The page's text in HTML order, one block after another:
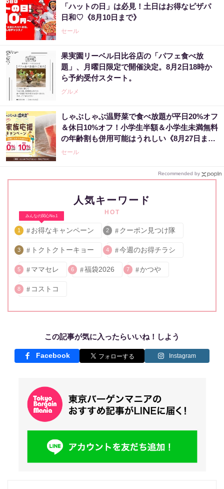
「ハットの日」は必見！土日はお得なピザパ
日和♡《8月10日まで》
セール
果実園リーベル日比谷店の「パフェ食べ放
題」、月曜日限定で開催決定。8月2日18時か
ら予約受付スタート。
グルメ
しゃぶしゃぶ温野菜で食べ放題が平日20%オフ
＆休日10%オフ！小学生半額＆小学生未満無料
の年齢割も併用可能はうれしい《8月27日ま
で》
セール
Recommended by
人気キーワード
HOT
みんなの関心No.1
1 お得なキャンペーン 2 クーポン見つけ隊
3 トクトクトーキョー 4 今週のお得チラシ
5 ママセレ 6 福袋2026 7 かつや
8 コストコ
この記事が気に入ったらいいね！しよう
Facebook Instagram